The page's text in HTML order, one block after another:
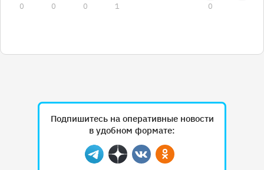
0 0 0 1 0
Подпишитесь на оперативные новости
в удобном формате:
Telegram
ДзенВконтактеОдноклассники